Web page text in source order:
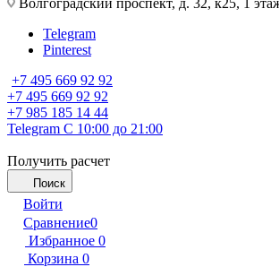
Волгоградский проспект, д. 32, к25, 1
Telegram
Pinterest
+7 495 669 92 92
+7 495 669 92 92
+7 985 185 14 44
Telegram С 10:00 до 21:00
Получить расчет
Поиск
Войти
Сравнение0
Избранное 0
Корзина 0